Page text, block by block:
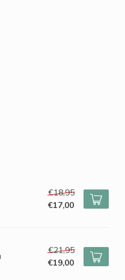
€18,95
€17,00
€21,95
€19,00